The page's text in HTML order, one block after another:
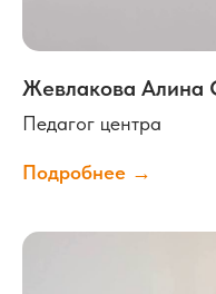
Жевлакова Алина
Педагог центра
Подробнее →